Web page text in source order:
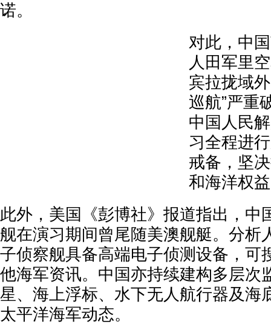
诺。
对此，中
人田军里
宾拉拢域
巡航”严重
中国人民
习全程进
戒备，坚
和海洋权
此外，美国《彭博社》报道指出，中
舰在演习期间曾尾随美澳舰艇。分析
子侦察舰具备高端电子侦测设备，可
他海军资讯。中国亦持续建构多层次
星、海上浮标、水下无人航行器及海
太平洋海军动态。